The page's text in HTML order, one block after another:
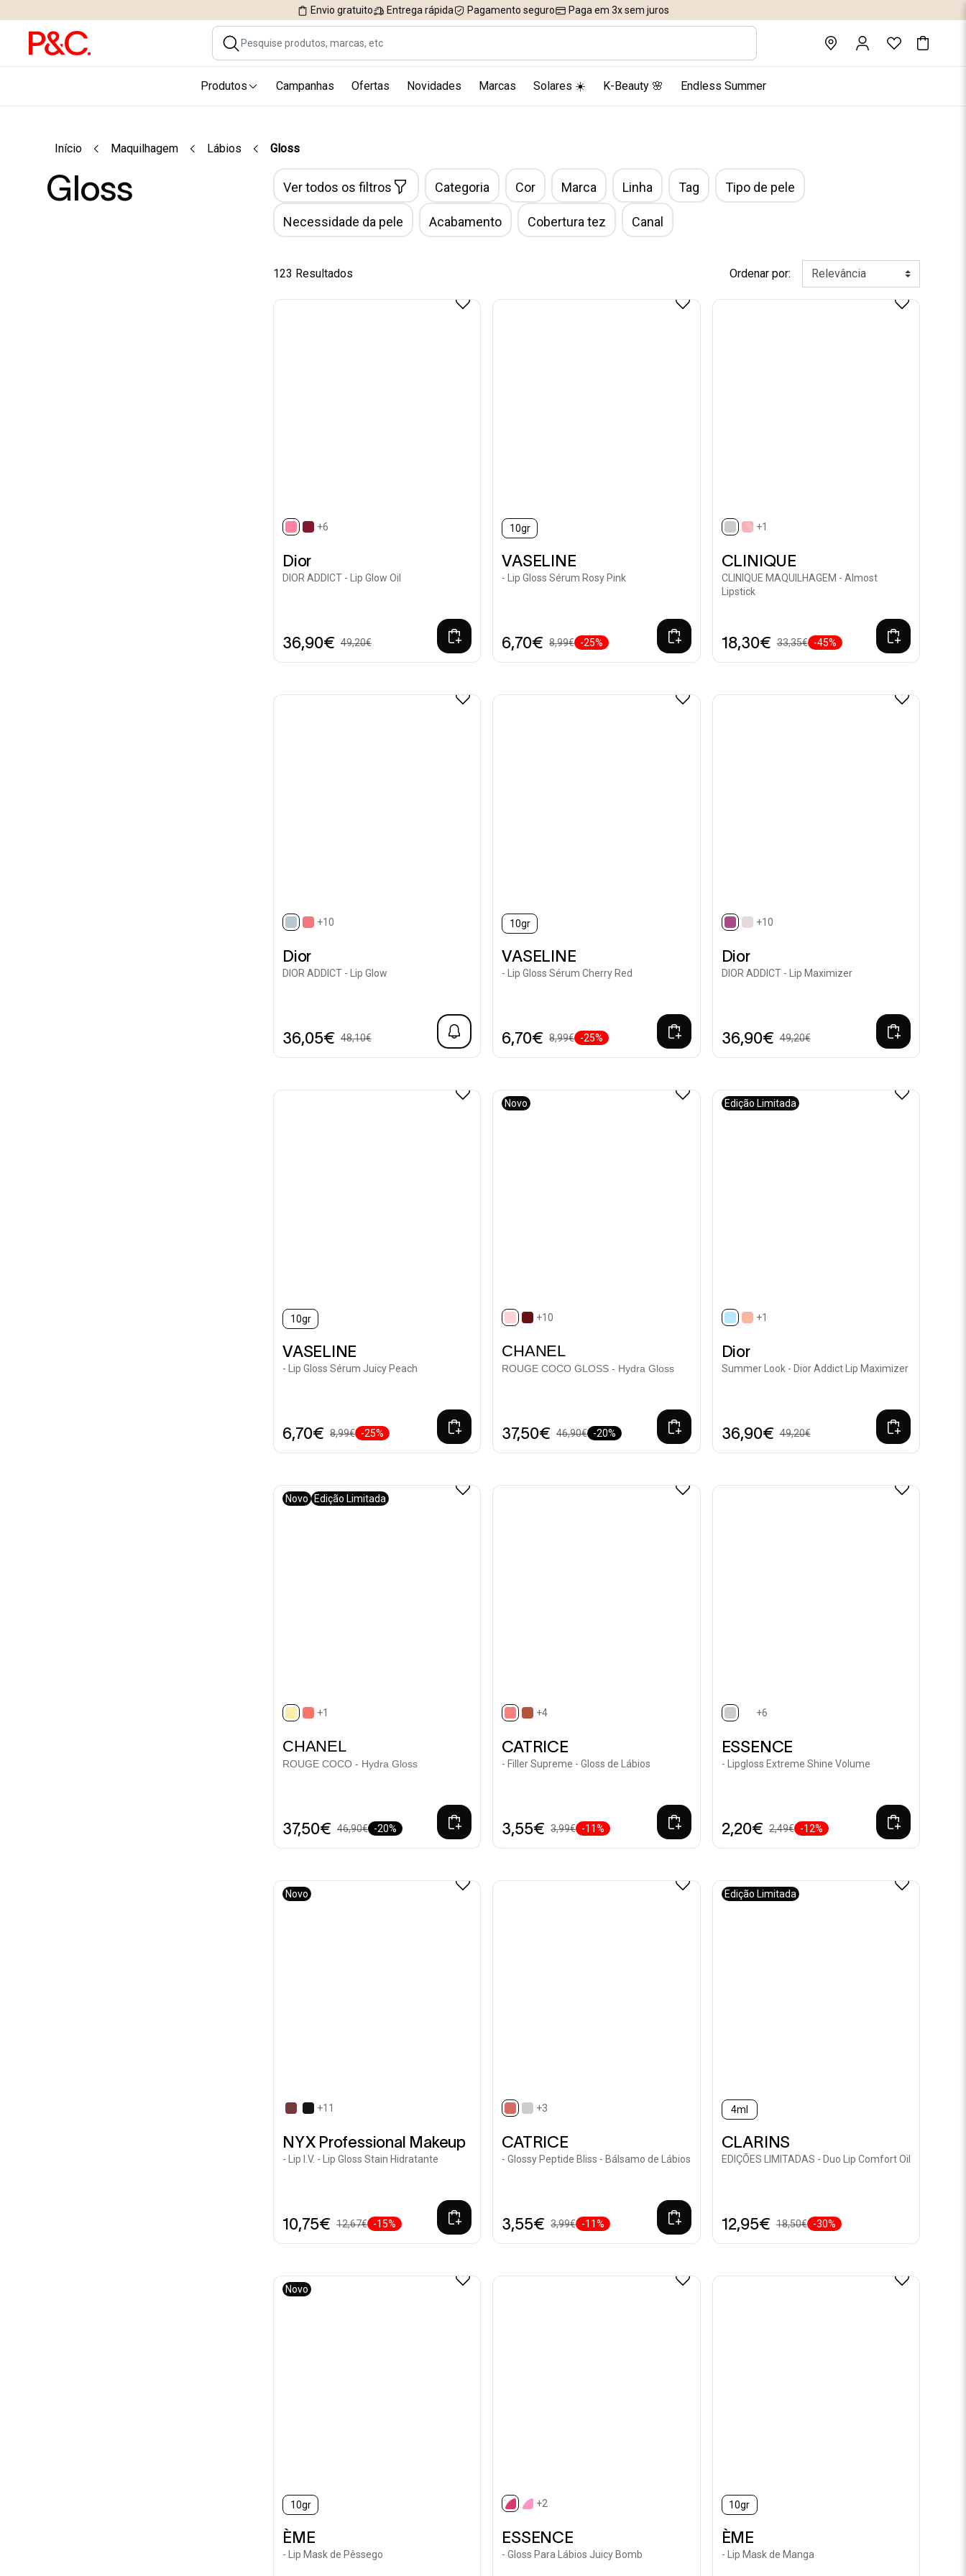
Envio gratuito Entrega rápida Pagamento seguro Paga em 3x sem juros
Produtos Campanhas Ofertas Novidades Marcas Solares ☀️ K-Beauty 🌸 Endless Summer
Início Maquilhagem Lábios Gloss
Gloss Ver todos os filtros Categoria Cor Marca Linha Tag Tipo de pele
Necessidade da pele Acabamento Cobertura tez Canal
123 Resultados Ordenar por:
selected
+6
Dior
DIOR ADDICT - Lip Glow Oil
36,90€ 49,20€
10gr
VASELINE
- Lip Gloss Sérum Rosy Pink
6,70€ 8,99€ -25%
selected
+1
CLINIQUE
CLINIQUE MAQUILHAGEM - Almost
Lipstick
18,30€ 33,35€ -45%
selected
+10
Dior
DIOR ADDICT - Lip Glow
36,05€ 48,10€
10gr
VASELINE
- Lip Gloss Sérum Cherry Red
6,70€ 8,99€ -25%
selected
+10
Dior
DIOR ADDICT - Lip Maximizer
36,90€ 49,20€
10gr
VASELINE
- Lip Gloss Sérum Juicy Peach
6,70€ 8,99€ -25%
Novo
selected
+10
CHANEL
ROUGE COCO GLOSS - Hydra Gloss
37,50€ 46,90€ -20%
Edição Limitada
selected
+1
Dior
Summer Look - Dior Addict Lip Maximizer
36,90€ 49,20€
Novo Edição Limitada
selected
+1
CHANEL
ROUGE COCO - Hydra Gloss
37,50€ 46,90€ -20%
selected
+4
CATRICE
- Filler Supreme - Gloss de Lábios
3,55€ 3,99€ -11%
selected
+6
ESSENCE
- Lipgloss Extreme Shine Volume
2,20€ 2,49€ -12%
Novo
+11
NYX Professional Makeup
- Lip I.V. - Lip Gloss Stain Hidratante
10,75€ 12,67€ -15%
selected
+3
CATRICE
- Glossy Peptide Bliss - Bálsamo de Lábios
3,55€ 3,99€ -11%
Edição Limitada
4ml
CLARINS
EDIÇÕES LIMITADAS - Duo Lip Comfort Oil
12,95€ 18,50€ -30%
Novo
10gr
ÈME
- Lip Mask de Pêssego
selected
+2
ESSENCE
- Gloss Para Lábios Juicy Bomb
10gr
ÈME
- Lip Mask de Manga